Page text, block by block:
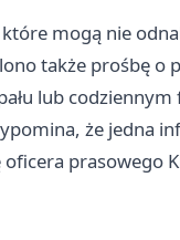
mogą nie
także prośbę o
lub
że jedna
prasowego